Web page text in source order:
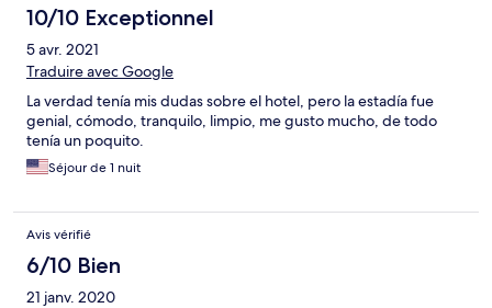
10/10 Exceptionnel
5 avr. 2021
Traduire avec Google
La verdad tenía mis dudas sobre el hotel, pero la estadía fue
genial, cómodo, tranquilo, limpio, me gusto mucho, de todo
tenía un poquito.
Séjour de 1 nuit
Avis vérifié
6/10 Bien
21 janv. 2020